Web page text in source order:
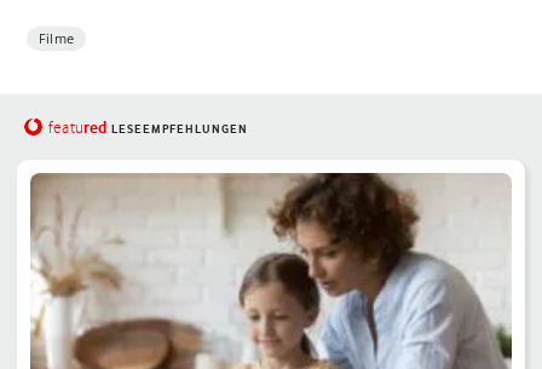
Filme
featured LESEEMPFEHLUNGEN